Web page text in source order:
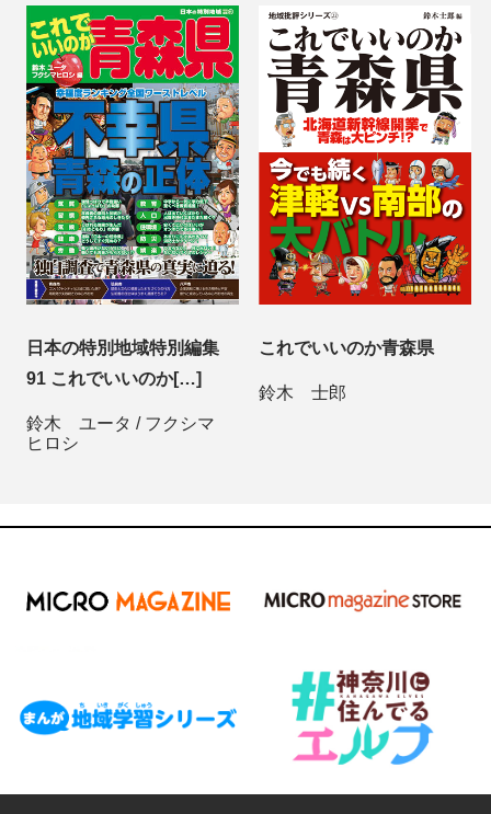
日本の特別地域特別編集
91 これでいいのか[…]
鈴木 ユータ / フクシマ
ヒロシ
これでいいのか青森県
鈴木 士郎